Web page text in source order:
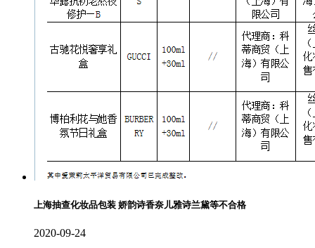
上海抽查化妆品包装 娇韵诗香奈儿雅诗兰黛等不合格
2020-09-24